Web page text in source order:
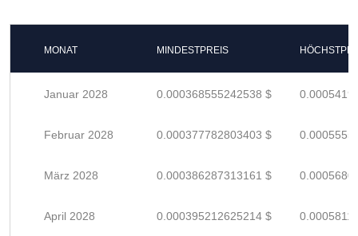
MONAT MINDESTPREIS
Januar 2028 0.000368555242538 $
Februar 2028 0.000377782803403 $
März 2028 0.000386287313161 $
April 2028 0.000395212625214 $